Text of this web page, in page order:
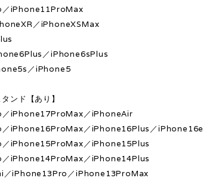
iPhone11ProMax
／iPhoneXSMax
／iPhone6sPlus
／iPhone5
ンド【あり】
iPhone17ProMax／iPhoneAir
iPhone16ProMax／iPhone16Plus／iPhone16e
iPhone15ProMax／iPhone15Plus
iPhone14ProMax／iPhone14Plus
iPhone13Pro／iPhone13ProMax